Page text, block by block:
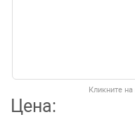
Кликните на
Цена: